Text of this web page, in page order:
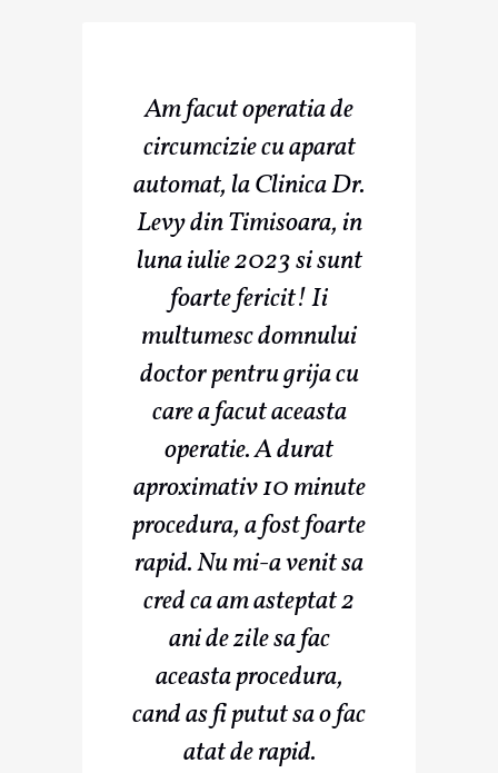
Am facut operatia de
circumcizie cu aparat
automat, la Clinica Dr.
Levy din Timisoara, in
luna iulie 2023 si sunt
foarte fericit! Ii
multumesc domnului
doctor pentru grija cu
care a facut aceasta
operatie. A durat
aproximativ 10 minute
procedura, a fost foarte
rapid. Nu mi-a venit sa
cred ca am asteptat 2
ani de zile sa fac
aceasta procedura,
cand as fi putut sa o fac
atat de rapid.